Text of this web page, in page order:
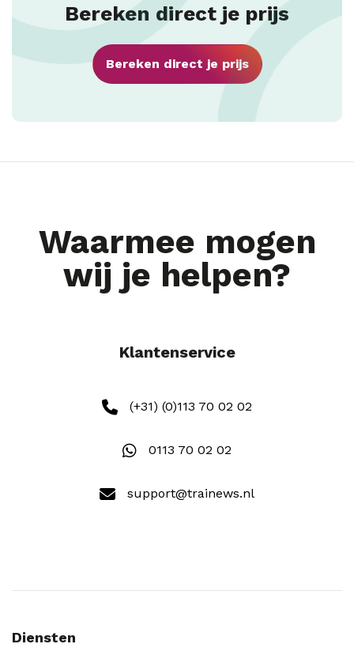
Bereken direct je prijs
Bereken direct je prijs
Waarmee mogen
wij je helpen?
Klantenservice
(+31) (0)113 70 02 02
0113 70 02 02
support@trainews.nl
Diensten